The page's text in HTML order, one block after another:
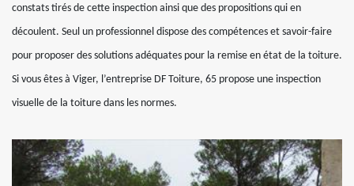
constats tirés de cette inspection ainsi que des propositions qui en
découlent. Seul un professionnel dispose des compétences et savoir-faire
pour proposer des solutions adéquates pour la remise en état de la toiture.
Si vous êtes à Viger, l’entreprise DF Toiture, 65 propose une inspection
visuelle de la toiture dans les normes.